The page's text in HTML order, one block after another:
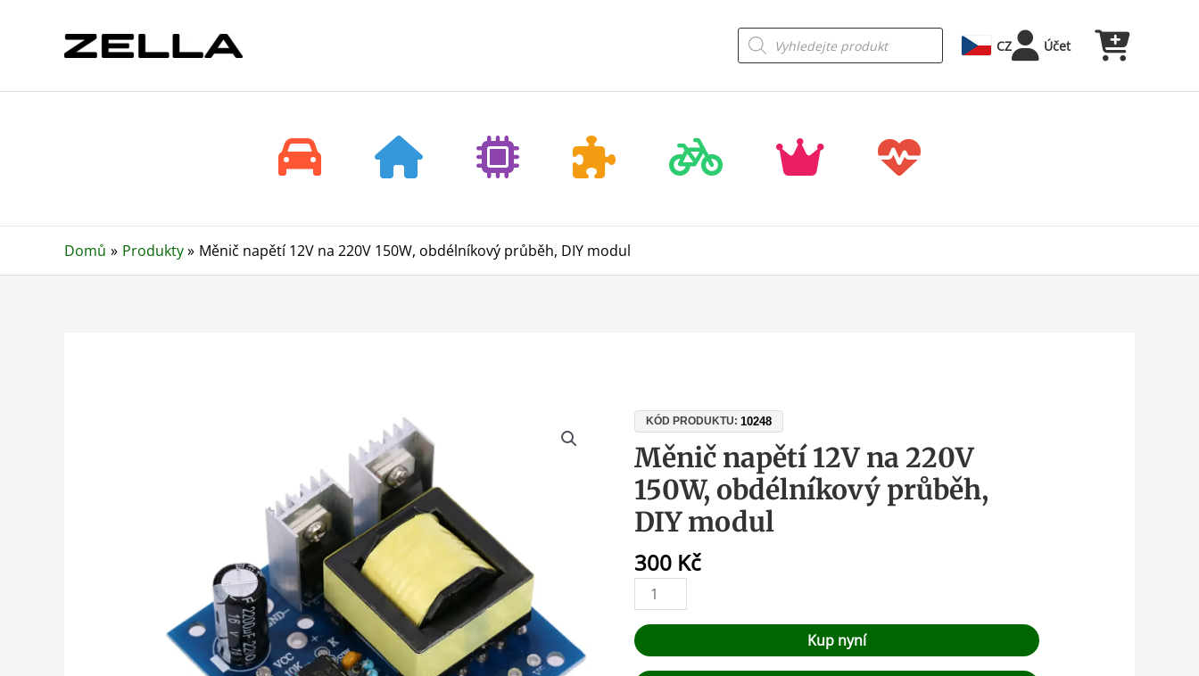
Products
search CZ Účet
Domů Produkty Měnič napětí 12V na 220V 150W, obdélníkový průběh, DIY modul
KÓD PRODUKTU:10248
Měnič napětí 12V na 220V
150W, obdélníkový průběh,
DIY modul
300 Kč
Měnič
napětí
12V
na
220V
150W,
obdélníkový
průběh,
DIY
modul
množství
Kup nyní